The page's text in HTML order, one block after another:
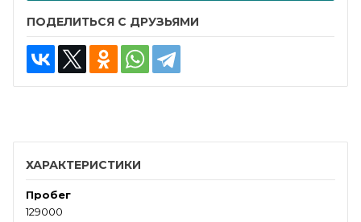
ПОДЕЛИТЬСЯ С ДРУЗЬЯМИ
ХАРАКТЕРИСТИКИ
Пробег
129000